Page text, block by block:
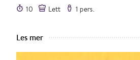
10 Lett 1 pers.
Les mer